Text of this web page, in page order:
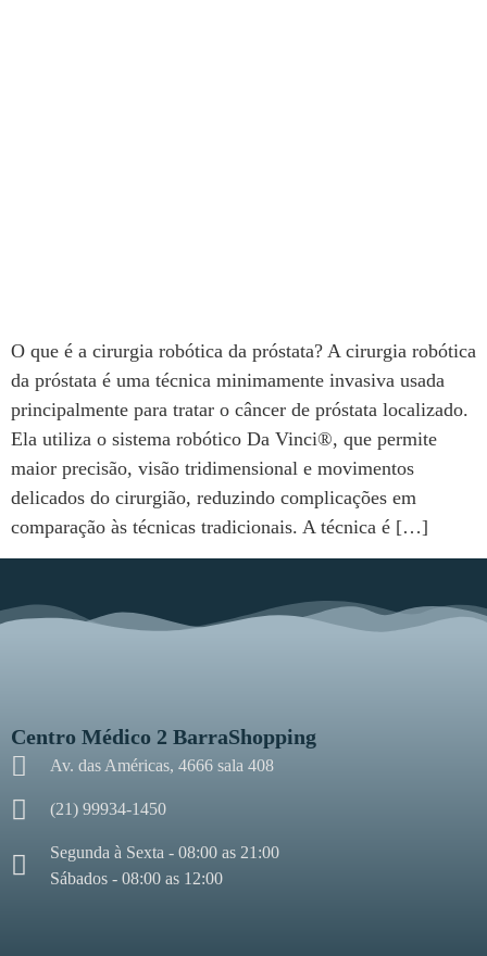
O que é a cirurgia robótica da próstata? A cirurgia robótica
da próstata é uma técnica minimamente invasiva usada
principalmente para tratar o câncer de próstata localizado.
Ela utiliza o sistema robótico Da Vinci®, que permite
maior precisão, visão tridimensional e movimentos
delicados do cirurgião, reduzindo complicações em
comparação às técnicas tradicionais. A técnica é […]
Centro Médico 2 BarraShopping
Av. das Américas, 4666 sala 408
(21) 99934-1450
Segunda à Sexta - 08:00 as 21:00
Sábados - 08:00 as 12:00